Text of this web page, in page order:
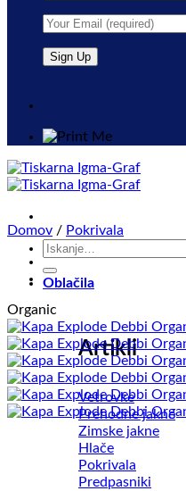
Išči:
Oblačila
Artikli
Vetrovke
Prehodne jakne
Zimske jakne
Hlače
Pokrivala
Predpasniki
Domov / Pokrivala
Organic